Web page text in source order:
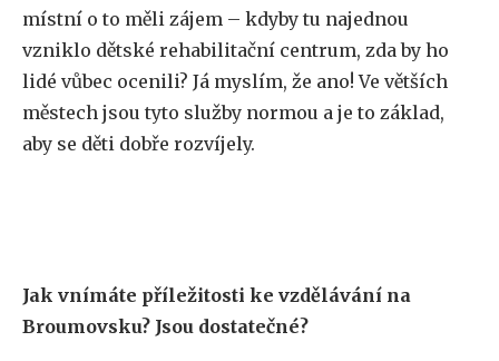
místní o to měli zájem – kdyby tu najednou
vzniklo dětské rehabilitační centrum, zda by ho
lidé vůbec ocenili? Já myslím, že ano! Ve větších
městech jsou tyto služby normou a je to základ,
aby se děti dobře rozvíjely.
Jak vnímáte příležitosti ke vzdělávání na
Broumovsku? Jsou dostatečné?